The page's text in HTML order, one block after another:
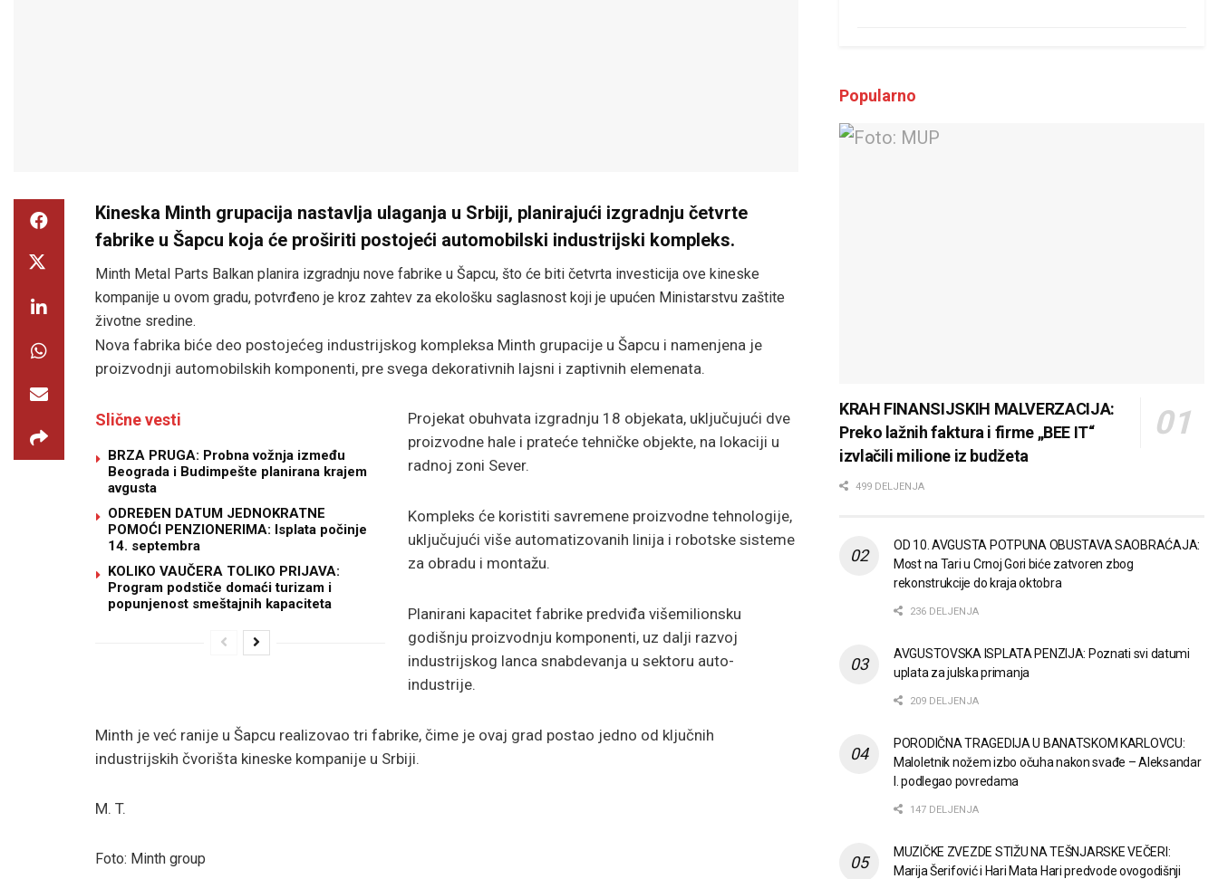
Kineska Minth grupacija nastavlja ulaganja u Srbiji, planirajući izgradnju četvrte
fabrike u Šapcu koja će proširiti postojeći automobilski industrijski kompleks.
Minth Metal Parts Balkan planira izgradnju nove fabrike u Šapcu, što će biti četvrta investicija ove kineske
kompanije u ovom gradu, potvrđeno je kroz zahtev za ekološku saglasnost koji je upućen Ministarstvu zaštite
životne sredine.
Nova fabrika biće deo postojećeg industrijskog kompleksa Minth grupacije u Šapcu i namenjena je
proizvodnji automobilskih komponenti, pre svega dekorativnih lajsni i zaptivnih elemenata.
Slične vesti
BRZA PRUGA: Probna vožnja između
Beograda i Budimpešte planirana krajem
avgusta
ODREĐEN DATUM JEDNOKRATNE
POMOĆI PENZIONERIMA: Isplata počinje
14. septembra
KOLIKO VAUČERA TOLIKO PRIJAVA:
Program podstiče domaći turizam i
popunjenost smeštajnih kapaciteta
Projekat obuhvata izgradnju 18 objekata, uključujući dve
proizvodne hale i prateće tehničke objekte, na lokaciji u
radnoj zoni Sever.
Kompleks će koristiti savremene proizvodne tehnologije,
uključujući više automatizovanih linija i robotske sisteme
za obradu i montažu.
Planirani kapacitet fabrike predviđa višemilionsku
godišnju proizvodnju komponenti, uz dalji razvoj
industrijskog lanca snabdevanja u sektoru auto-
industrije.
Minth je već ranije u Šapcu realizovao tri fabrike, čime je ovaj grad postao jedno od ključnih
industrijskih čvorišta kineske kompanije u Srbiji.
M. T.
Foto: Minth group
Popularno
KRAH FINANSIJSKIH MALVERZACIJA:
Preko lažnih faktura i firme „BEE IT“
izvlačili milione iz budžeta
499 DELJENJA
OD 10. AVGUSTA POTPUNA OBUSTAVA SAOBRAĆAJA:
Most na Tari u Crnoj Gori biće zatvoren zbog
rekonstrukcije do kraja oktobra
236 DELJENJA
AVGUSTOVSKA ISPLATA PENZIJA: Poznati svi datumi
uplata za julska primanja
209 DELJENJA
PORODIČNA TRAGEDIJA U BANATSKOM KARLOVCU:
Maloletnik nožem izbo očuha nakon svađe – Aleksandar
I. podlegao povredama
147 DELJENJA
MUZIČKE ZVEZDE STIŽU NA TEŠNJARSKE VEČERI:
Marija Šerifović i Hari Mata Hari predvode ovogodišnji